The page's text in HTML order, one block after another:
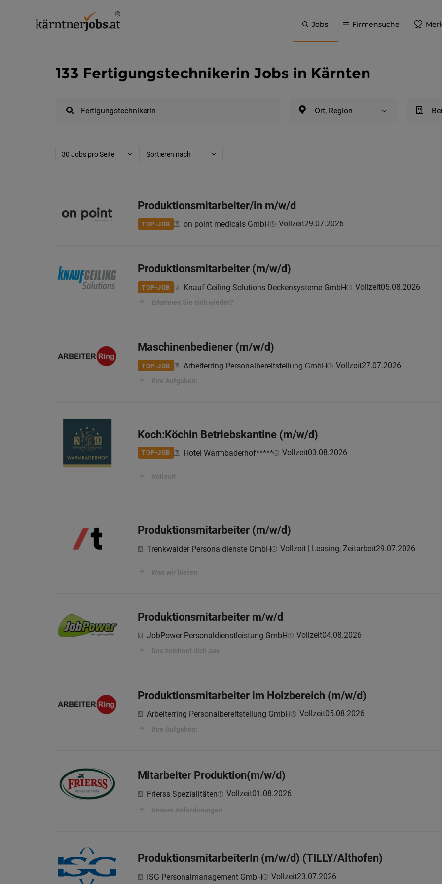
Jobs Firmensuche
133 Fertigungstechnikerin Jobs in Kärnten
Ort, Region
30 Jobs pro Seite Sortieren nach
Produktionsmitarbeiter/in m/w/d
TOP-JOB on point medicals GmbH Vollzeit29.07.2026
Produktionsmitarbeiter (m/w/d)
TOP-JOB Knauf Ceiling Solutions Deckensysteme GmbH Vollzeit05.08.2026
Erkennen Sie sich wieder?
Maschinenbediener (m/w/d)
TOP-JOB Arbeiterring Personalbereitstellung GmbH Vollzeit27.07.2026
Ihre Aufgaben:
Koch:Köchin Betriebskantine (m/w/d)
TOP-JOB Hotel Warmbaderhof***** Vollzeit03.08.2026
Vollzeit
Produktionsmitarbeiter (m/w/d)
Trenkwalder Personaldienste GmbH Vollzeit | Leasing, Zeitarbeit29.07.2026
Was wir bieten
Produktionsmitarbeiter m/w/d
JobPower Personaldienstleistung GmbH Vollzeit04.08.2026
Das zeichnet dich aus
Produktionsmitarbeiter im Holzbereich (m/w/d)
Arbeiterring Personalbereitstellung GmbH Vollzeit05.08.2026
Ihre Aufgaben:
Mitarbeiter Produktion(m/w/d)
Frierss Spezialitäten Vollzeit01.08.2026
Unsere Anforderungen
ProduktionsmitarbeiterIn (m/w/d) (TILLY/Althofen)
ISG Personalmanagement GmbH Vollzeit23.07.2026